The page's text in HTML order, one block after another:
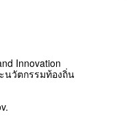
Innovation
นวัตกรรมท้องถิ่น